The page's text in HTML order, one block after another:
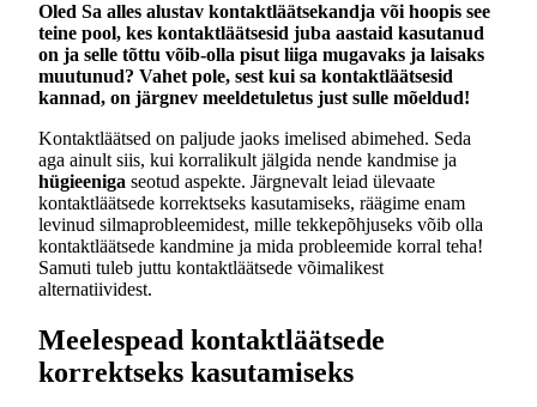
Oled Sa alles alustav kontaktläätsekandja või hoopis see
teine pool, kes kontaktläätsesid juba aastaid kasutanud
on ja selle tõttu võib-olla pisut liiga mugavaks ja laisaks
muutunud? Vahet pole, sest kui sa kontaktläätsesid
kannad, on järgnev meeldetuletus just sulle mõeldud!
Kontaktläätsed on paljude jaoks imelised abimehed. Seda
aga ainult siis, kui korralikult jälgida nende kandmise ja
hügieeniga seotud aspekte. Järgnevalt leiad ülevaate
kontaktläätsede korrektseks kasutamiseks, räägime enam
levinud silmaprobleemidest, mille tekkepõhjuseks võib olla
kontaktläätsede kandmine ja mida probleemide korral teha!
Samuti tuleb juttu kontaktläätsede võimalikest
alternatiividest.
Meelespead kontaktläätsede
korrektseks kasutamiseks